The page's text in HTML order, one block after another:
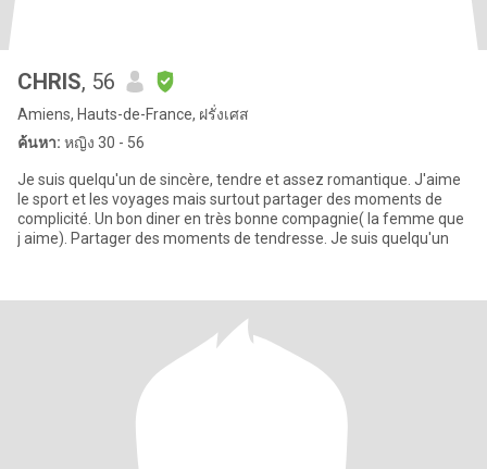
CHRIS, 56
Amiens, Hauts-de-France, ฝรั่งเศส
ค้นหา: หญิง 30 - 56
Je suis quelqu'un de sincère, tendre et assez romantique. J'aime
le sport et les voyages mais surtout partager des moments de
complicité. Un bon diner en très bonne compagnie( la femme que
j aime). Partager des moments de tendresse. Je suis quelqu'un